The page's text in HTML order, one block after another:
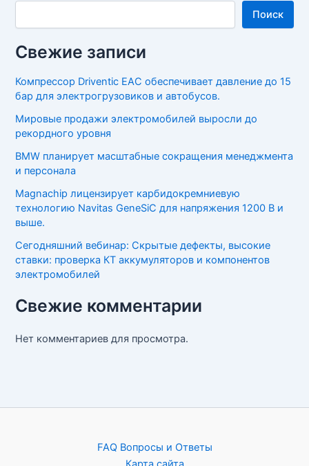
Поиск
Свежие записи
Компрессор Driventic EAC обеспечивает давление до 15
бар для электрогрузовиков и автобусов.
Мировые продажи электромобилей выросли до
рекордного уровня
BMW планирует масштабные сокращения менеджмента
и персонала
Magnachip лицензирует карбидокремниевую
технологию Navitas GeneSiC для напряжения 1200 В и
выше.
Сегодняшний вебинар: Скрытые дефекты, высокие
ставки: проверка КТ аккумуляторов и компонентов
электромобилей
Свежие комментарии
Нет комментариев для просмотра.
FAQ Вопросы и Ответы